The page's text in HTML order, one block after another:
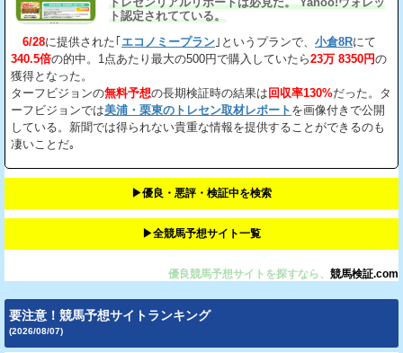
ト認定されてている。
6/28に提供された｢ エコノミープラン ｣というプランで、 小倉8Rにて
340.5倍の的中。1点あたり最大の500円で購入していたら23万 8350円の
獲得となった。
ターフビジョンの無料予想の長期検証時の結果は 回収率130%だった。タ
ーフビジョンでは美浦・栗東のトレセン取材レポート を画像付きで公開
している。新聞では得られない貴重な情報を提供することができるのも
凄いことだ｡
▶︎優良・悪評・検証中を検索
▶︎全競馬予想サイト一覧
優良競馬予想サイトを探すなら、 競馬検証.com
要注意！競馬予想サイトランキング
(2026/08/07)